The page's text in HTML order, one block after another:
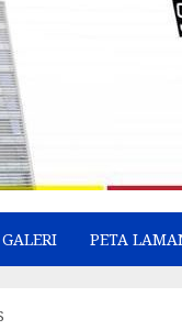
GALERI PETA